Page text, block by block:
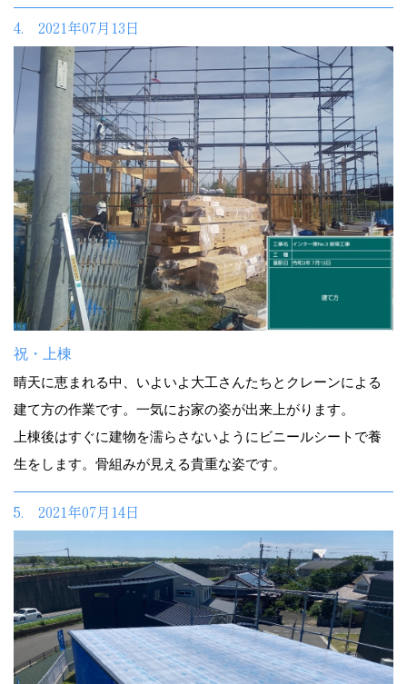
4. 2021年07月13日
祝・上棟
晴天に恵まれる中、いよいよ大工さんたちとクレーンによる
建て方の作業です。一気にお家の姿が出来上がります。
上棟後はすぐに建物を濡らさないようにビニールシートで養
生をします。骨組みが見える貴重な姿です。
5. 2021年07月14日